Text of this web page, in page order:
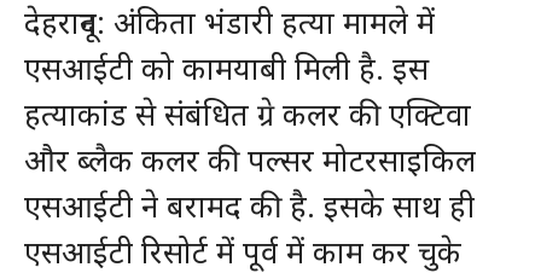
देहरादून: अंकिता भंडारी हत्या मामले में
एसआईटी को कामयाबी मिली है. इस
हत्याकांड से संबंधित ग्रे कलर की एक्टिवा
और ब्लैक कलर की पल्सर मोटरसाइकिल
एसआईटी ने बरामद की है. इसके साथ ही
एसआईटी रिसोर्ट में पूर्व में काम कर चुके